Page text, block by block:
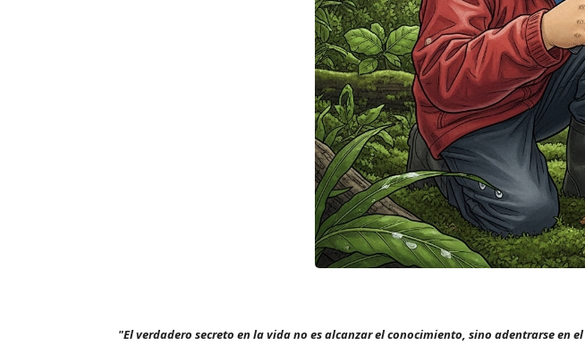
"El verdadero secreto en la vida no es alcanzar el conocimiento, sino adentrarse en